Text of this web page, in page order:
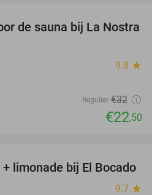
30%
de sauna bij La Nostra
9.8 star
Regulier €32
€22,50
26%
limonade bij El Bocado
9.7 star